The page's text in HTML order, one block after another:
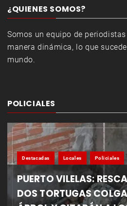
¿QUIENES SOMOS?
Somos un equipo de
manera dinámica, lo que
mundo.
POLICIALES
Destacadas Locales Policiales
PUERTO VILELAS:
DOS TORTUGAS